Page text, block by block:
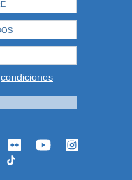
condiciones